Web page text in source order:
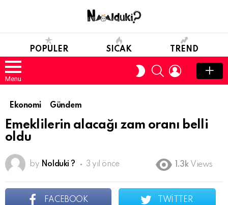
POPULER SICAK TREND
Menu
SWITCH
SKIN
SEARCHLOGIN
Ekonomi Gündem
Emeklilerin alacağı zam oranı belli
oldu
by Nolduki ? 3 yıl önce 1.3k Views
FACEBOOK TWITTER